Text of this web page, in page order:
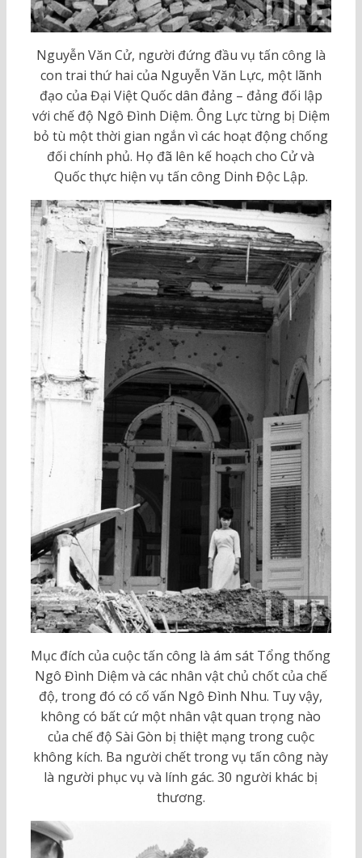
Nguyễn Văn Cử, người đứng đầu vụ tấn công là
con trai thứ hai của Nguyễn Văn Lực, một lãnh
đạo của Đại Việt Quốc dân đảng – đảng đối lập
với chế độ Ngô Đình Diệm. Ông Lực từng bị Diệm
bỏ tù một thời gian ngắn vì các hoạt động chống
đối chính phủ. Họ đã lên kế hoạch cho Cử và
Quốc thực hiện vụ tấn công Dinh Độc Lập.
Mục đích của cuộc tấn công là ám sát Tổng thống
Ngô Đình Diệm và các nhân vật chủ chốt của chế
độ, trong đó có cố vấn Ngô Đình Nhu. Tuy vậy,
không có bất cứ một nhân vật quan trọng nào
của chế độ Sài Gòn bị thiệt mạng trong cuộc
không kích. Ba người chết trong vụ tấn công này
là người phục vụ và lính gác. 30 người khác bị
thương.